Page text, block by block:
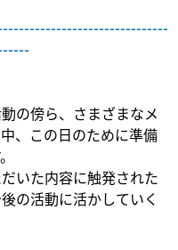
の傍ら、さまざまなメ
、この日のために準備
いた内容に触発された
の活動に活かしていく